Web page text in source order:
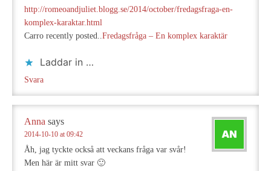
http://romeoandjuliet.blogg.se/2014/october/fredagsfraga-en-
komplex-karaktar.html
Carro recently posted..Fredagsfråga – En komplex karaktär
Laddar in …
Svara
Anna says
2014-10-10 at 09:42
Åh, jag tyckte också att veckans fråga var svår!
Men här är mitt svar 🙂